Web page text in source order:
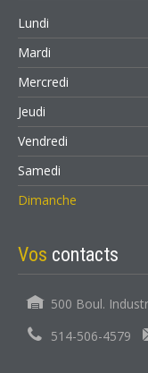
Lundi
Mardi
Mercredi
Jeudi
Vendredi
Samedi
Dimanche
Vos contacts
500 Boul.
514-506-4579